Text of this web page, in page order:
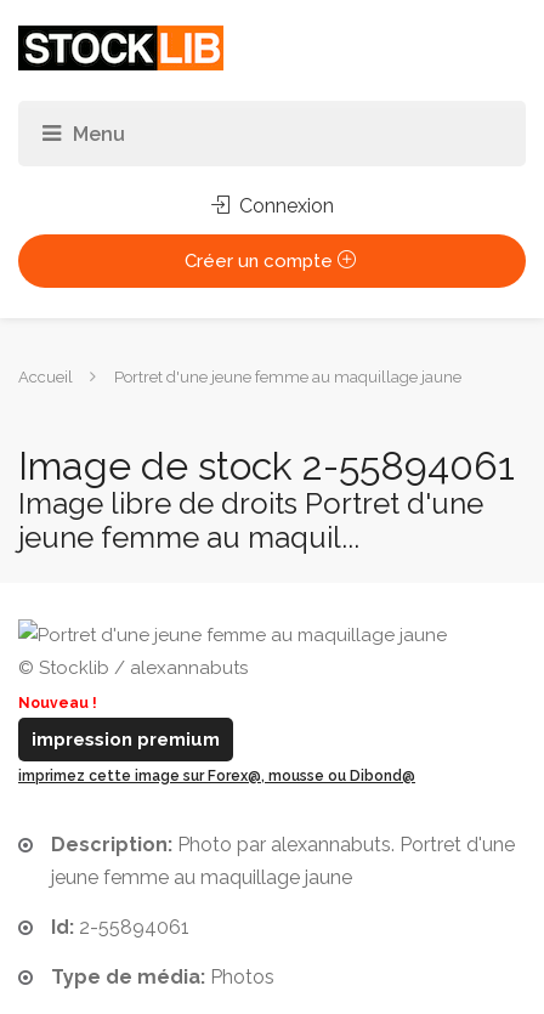
Connexion
Créer un compte
Vous
Accueil Portret d'une jeune femme au maquillage jaune
Image de stock 2-55894061
Image libre de droits Portret d'une
jeune femme au maquil...
© Stocklib / alexannabuts
Nouveau !
impression premium
imprimez cette image sur Forex@, mousse ou Dibond@
Description: Photo par alexannabuts. Portret d'une
jeune femme au maquillage jaune
Id: 2-55894061
Type de média: Photos